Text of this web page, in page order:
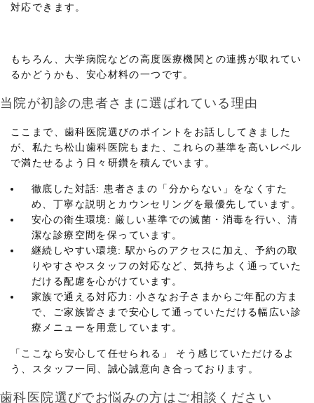
対応できます。
もちろん、大学病院などの高度医療機関との連携が取れてい
るかどうかも、安心材料の一つです。
当院が初診の患者さまに選ばれている理由
ここまで、歯科医院選びのポイントをお話ししてきました
が、私たち松山歯科医院もまた、これらの基準を高いレベル
で満たせるよう日々研鑽を積んでいます。
徹底した対話: 患者さまの「分からない」をなくすた
め、丁寧な説明とカウンセリングを最優先しています。
安心の衛生環境: 厳しい基準での滅菌・消毒を行い、清
潔な診療空間を保っています。
継続しやすい環境: 駅からのアクセスに加え、予約の取
りやすさやスタッフの対応など、気持ちよく通っていた
だける配慮を心がけています。
家族で通える対応力: 小さなお子さまからご年配の方ま
で、ご家族皆さまで安心して通っていただける幅広い診
療メニューを用意しています。
「ここなら安心して任せられる」 そう感じていただけるよ
う、スタッフ一同、誠心誠意向き合っております。
歯科医院選びでお悩みの方はご相談ください